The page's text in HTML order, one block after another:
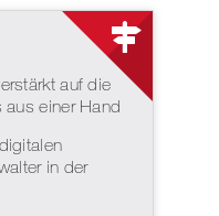
auf die
aus einer Hand
in der